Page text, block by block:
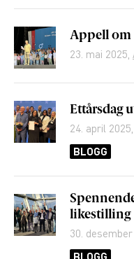
Appell om
23. mai 2025,
Ettårsdag
24. april 2025,
BLOGG
likestilling
30.